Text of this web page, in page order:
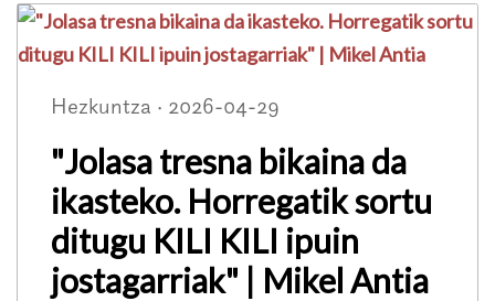
Hezkuntza · 2026-04-29
"Jolasa tresna bikaina da
ikasteko. Horregatik sortu
ditugu KILI KILI ipuin
jostagarriak" | Mikel Antia